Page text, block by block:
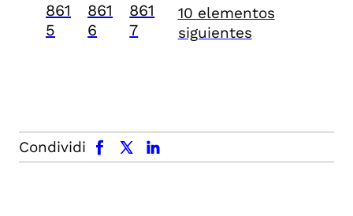
861
5
861
6
861
7
10 elementos
siguientes
Condividi
facebook x.com linkedin